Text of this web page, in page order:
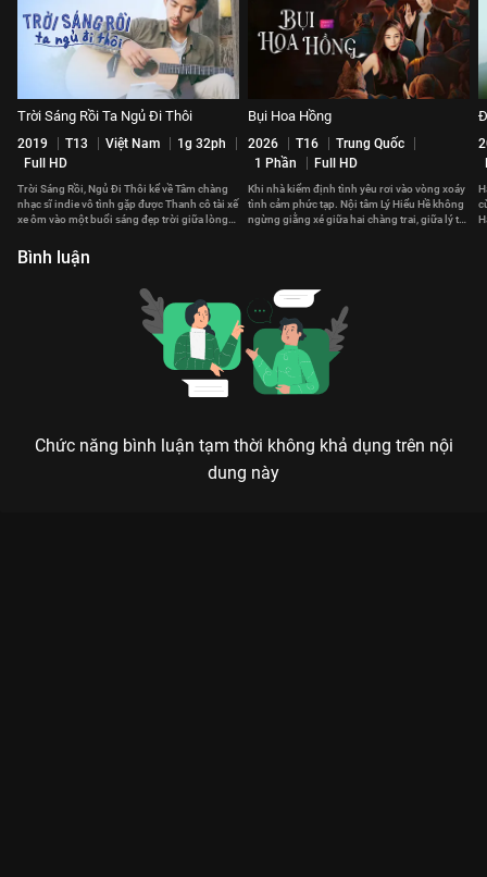
Trời Sáng Rồi Ta Ngủ Đi Thôi
2019 T13 Việt Nam
1g 32ph
Full HD
Trời Sáng Rồi, Ngủ Đi Thôi kể về Tâm chàng
nhạc sĩ indie vô tình gặp được Thanh cô tài xế
xe ôm vào một buổi sáng đẹp trời giữa lòng
Bụi Hoa Hồng
2026 T16
Trung Quốc
1 Phần
Full HD
Khi nhà kiểm định tình yêu rơi vào vòng xoáy
tình cảm phức tạp. Nội tâm Lý Hiểu Hề không
ngừng giằng xé giữa hai chàng trai, giữa lý trí
Bình luận
Chức năng bình luận tạm thời không khả dụng trên nội
dung này